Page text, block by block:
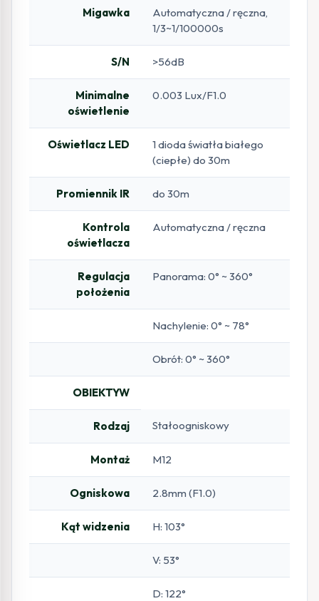
Migawka
Automatyczna / ręczna,
1/3~1/100000s
S/N >56dB
Minimalne
oświetlenie
0.003 Lux/F1.0
Oświetlacz LED
1 dioda światła białego
(ciepłe) do 30m
Promiennik IR do 30m
Kontrola
oświetlacza
Automatyczna / ręczna
Regulacja
położenia
Panorama: 0° ~ 360°
Nachylenie: 0° ~ 78°
Obrót: 0° ~ 360°
OBIEKTYW
Rodzaj Stałoogniskowy
Montaż M12
Ogniskowa 2.8mm (F1.0)
Kąt widzenia H: 103°
V: 53°
D: 122°